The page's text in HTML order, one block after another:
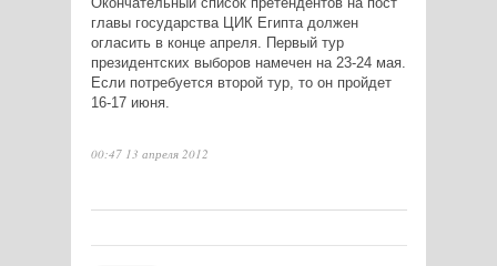
главы государства ЦИК Египта должен
огласить в конце апреля. Первый тур
президентских выборов намечен на 23-24 мая.
Если потребуется второй тур, то он пройдет
16-17 июня.
00:47 13 апреля 2012